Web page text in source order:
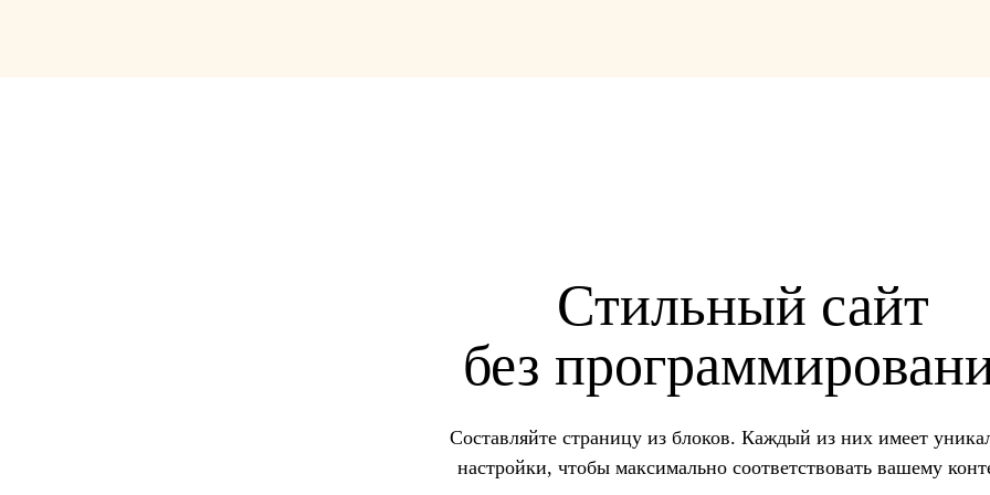
Стильный сайт
без
Составляйте страницу из блоков. Каждый из них имеет
настройки, чтобы максимально соответствовать вашему